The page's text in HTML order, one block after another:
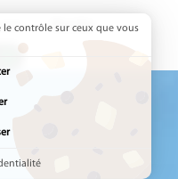
Page active :
Berche
contrôle sur ceux que vous